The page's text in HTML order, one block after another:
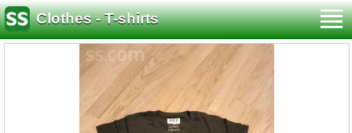
Clothes - T-shirts